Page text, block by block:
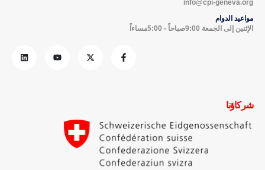
info@cpi-geneva.org
مواعيد الدوام
الإثنين إلى الجمعة 9:00صباحاً - 5:00مساءاً
شركاؤنا